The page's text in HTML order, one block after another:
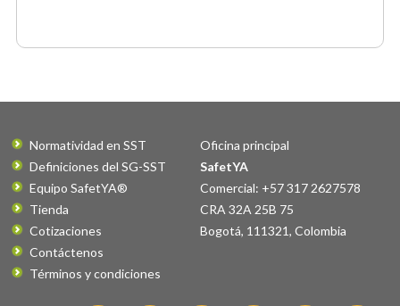
Normatividad en SST
Definiciones del SG-SST
Equipo SafetYA®
Tienda
Cotizaciones
Contáctenos
Términos y condiciones
Oficina principal
SafetYA
Comercial: +57 317 2627578
CRA 32A 25B 75
Bogotá, 111321, Colombia